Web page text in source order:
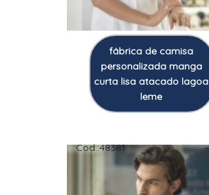
fábrica de camisa
personalizada manga
curta lisa atacado lagoa
leme
Cod.:48381